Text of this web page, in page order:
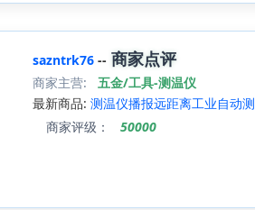
sazntrk76 -- 商家点评
商家主营:
五金/工具-测温仪
最新商品: 测温仪播报远距离工业自动
商家评级：
50000